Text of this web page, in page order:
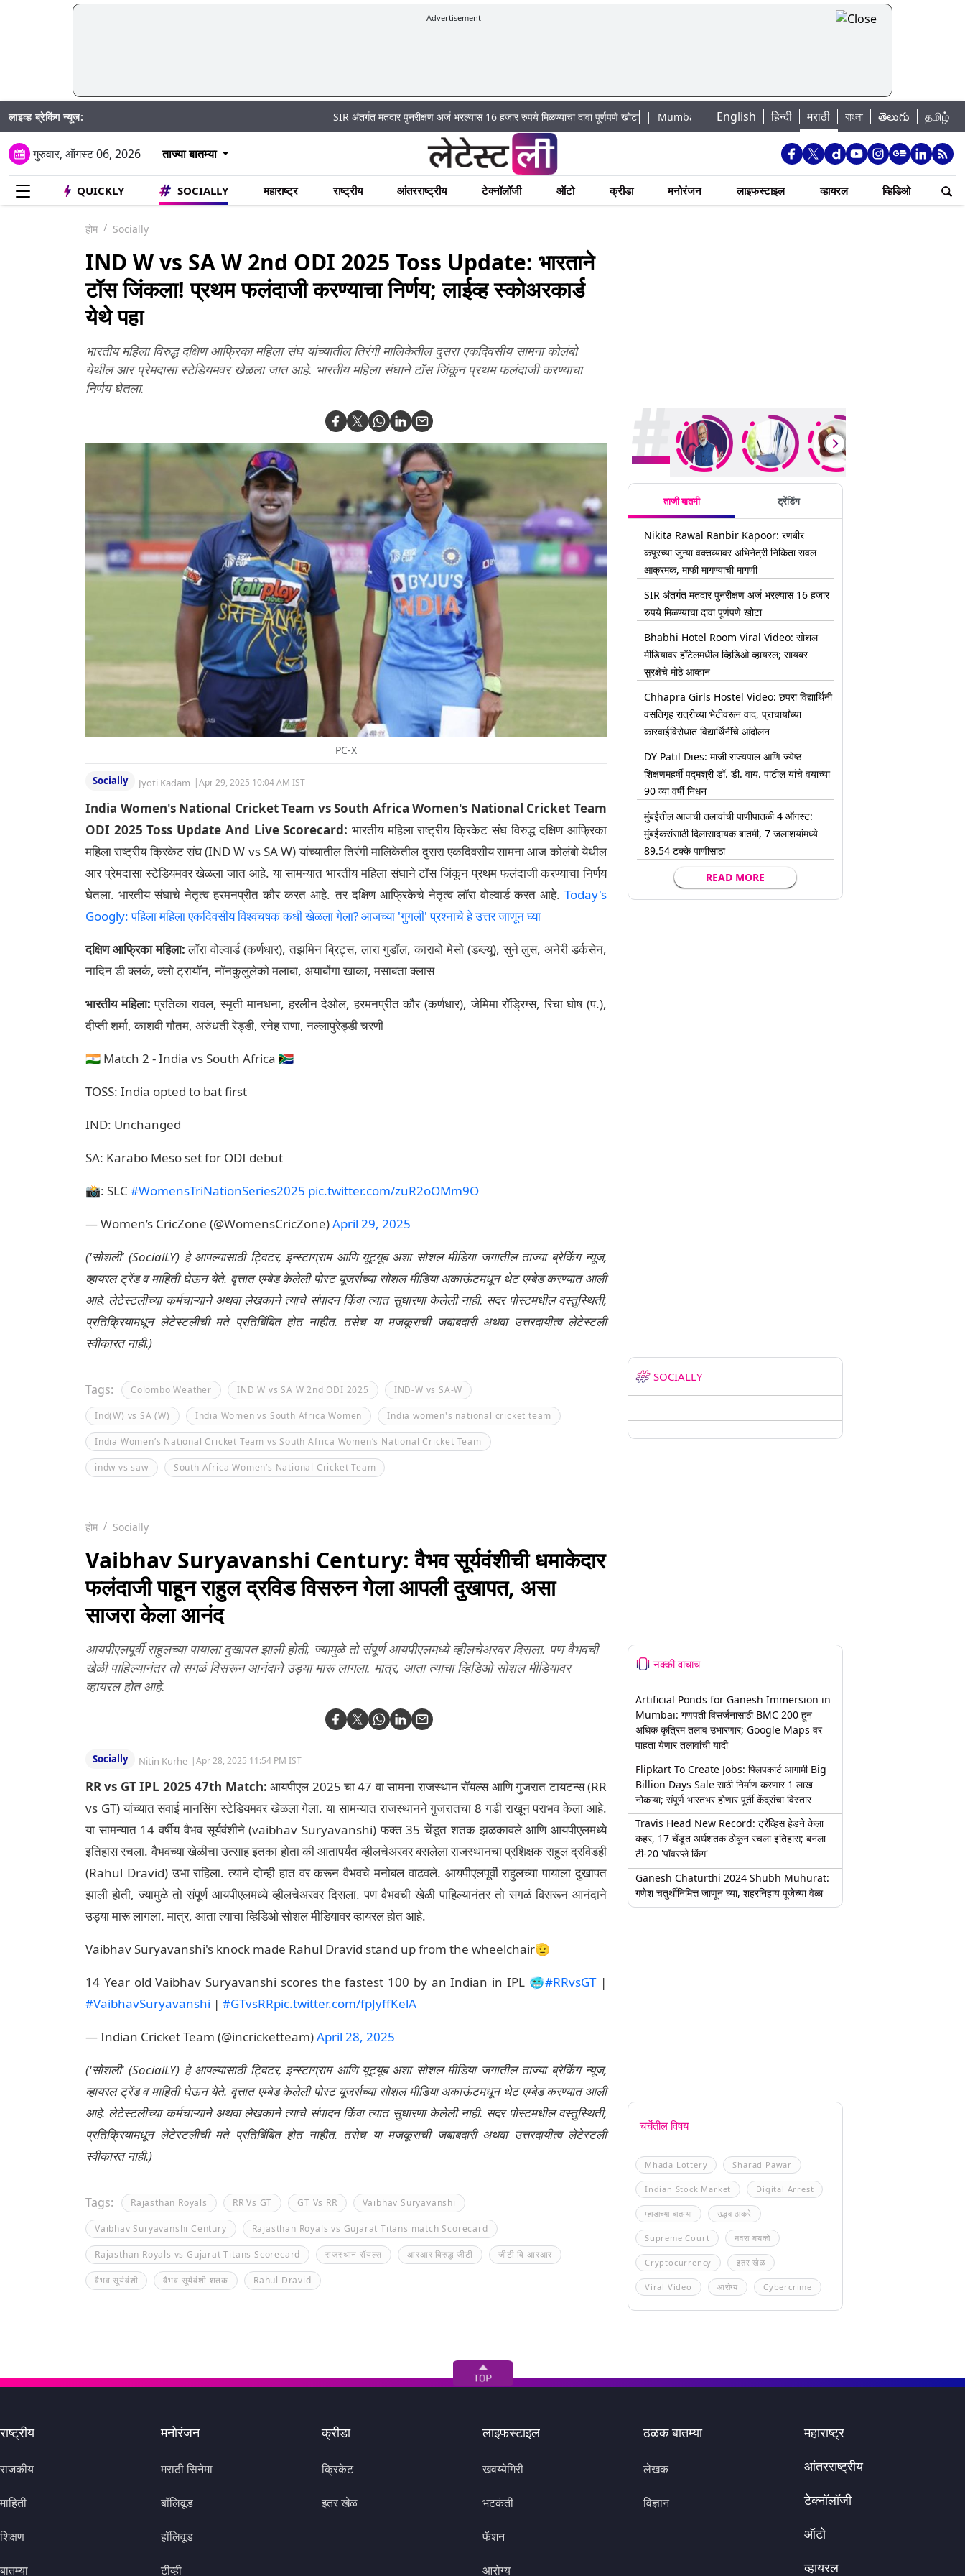
Advertisement
लाइव्ह ब्रेकिंग न्यूज: SIR अंतर्गत मतदार पुनरीक्षण अर्ज भरल्यास 16 हजार रुपये मिळण्याचा दावा पूर्णपणे खोटा|Mumbai Lake Water Levels: मुंबई पाणीपुरवठा अपडेट: शहरातील 7 तलावांमधील जलसाठा
English हिन्दी मराठी বাংলা తెలుగు தமிழ்
गुरुवार, ऑगस्ट 06, 2026 ताज्या बातम्या
QUICKLY SOCIALLY महाराष्ट्र राष्ट्रीय आंतरराष्ट्रीय टेक्नॉलॉजी ऑटो क्रीडा मनोरंजन लाइफस्टाइल व्हायरल व्हिडिओ
होम Socially
IND W vs SA W 2nd ODI 2025 Toss Update: भारताने
टॉस जिंकला! प्रथम फलंदाजी करण्याचा निर्णय; लाईव्ह स्कोअरकार्ड
येथे पहा
भारतीय महिला विरुद्ध दक्षिण आफ्रिका महिला संघ यांच्यातील तिरंगी मालिकेतील दुसरा एकदिवसीय सामना कोलंबो
येथील आर प्रेमदासा स्टेडियमवर खेळला जात आहे. भारतीय महिला संघाने टॉस जिंकून प्रथम फलंदाजी करण्याचा
निर्णय घेतला.
PC-X
Socially Jyoti Kadam |Apr 29, 2025 10:04 AM IST
India Women's National Cricket Team vs South Africa Women's National Cricket Team
ODI 2025 Toss Update And Live Scorecard: भारतीय महिला राष्ट्रीय क्रिकेट संघ विरुद्ध दक्षिण आफ्रिका
महिला राष्ट्रीय क्रिकेट संघ (IND W vs SA W) यांच्यातील तिरंगी मालिकेतील दुसरा एकदिवसीय सामना आज कोलंबो येथील
आर प्रेमदासा स्टेडियमवर खेळला जात आहे. या सामन्यात भारतीय महिला संघाने टॉस जिंकून प्रथम फलंदाजी करण्याचा निर्णय
घेतला. भारतीय संघाचे नेतृत्व हरमनप्रीत कौर करत आहे. तर दक्षिण आफ्रिकेचे नेतृत्व लॉरा वोल्वार्ड करत आहे. Today's
Googly: पहिला महिला एकदिवसीय विश्वचषक कधी खेळला गेला? आजच्या 'गुगली' प्रश्नाचे हे उत्तर जाणून घ्या
दक्षिण आफ्रिका महिला:लॉरा वोल्वार्ड (कर्णधार), तझमिन ब्रिट्स, लारा गुडॉल, काराबो मेसो (डब्ल्यू), सुने लुस, अनेरी डर्कसेन,
नादिन डी क्लर्क, क्लो ट्रायॉन, नॉनकुलुलेको मलाबा, अयाबोंगा खाका, मसाबता क्लास
भारतीय महिला: प्रतिका रावल, स्मृती मानधना, हरलीन देओल, हरमनप्रीत कौर (कर्णधार), जेमिमा रॉड्रिग्स, रिचा घोष (प.),
दीप्ती शर्मा, काशवी गौतम, अरुंधती रेड्डी, स्नेह राणा, नल्लापुरेड्डी चरणी
🇮🇳 Match 2 - India vs South Africa 🇿🇦
TOSS: India opted to bat first
IND: Unchanged
SA: Karabo Meso set for ODI debut
📸: SLC #WomensTriNationSeries2025 pic.twitter.com/zuR2oOMm9O
— Women’s CricZone (@WomensCricZone)April 29, 2025
('सोशली' (SocialLY) हे आपल्यासाठी ट्विटर, इन्स्टाग्राम आणि यूट्यूब अशा सोशल मीडिया जगातील ताज्या ब्रेकिंग न्यूज,
व्हायरल ट्रेंड व माहिती घेऊन येते. वृत्तात एम्बेड केलेली पोस्ट यूजर्सच्या सोशल मीडिया अकाऊंटमधून थेट एम्बेड करण्यात आली
आहे. लेटेस्टलीच्या कर्मचाऱ्याने अथवा लेखकाने त्याचे संपादन किंवा त्यात सुधारणा केलेली नाही. सदर पोस्टमधील वस्तुस्थिती,
प्रतिक्रियामधून लेटेस्टलीची मते प्रतिबिंबित होत नाहीत. तसेच या मजकूराची जबाबदारी अथवा उत्तरदायीत्व लेटेस्टली
स्वीकारत नाही.)
Tags: Colombo Weather IND W vs SA W 2nd ODI 2025 IND-W vs SA-W
Ind(W) vs SA (W) India Women vs South Africa Women India women's national cricket team
India Women’s National Cricket Team vs South Africa Women’s National Cricket Team
indw vs saw South Africa Women’s National Cricket Team
होम Socially
Vaibhav Suryavanshi Century: वैभव सूर्यवंशीची धमाकेदार
फलंदाजी पाहून राहुल द्रविड विसरुन गेला आपली दुखापत, असा
साजरा केला आनंद
आयपीएलपूर्वी राहुलच्या पायाला दुखापत झाली होती, ज्यामुळे तो संपूर्ण आयपीएलमध्ये व्हीलचेअरवर दिसला. पण वैभवची
खेळी पाहिल्यानंतर तो सगळं विसरून आनंदाने उड्या मारू लागला. मात्र, आता त्याचा व्हिडिओ सोशल मीडियावर
व्हायरल होत आहे.
Socially Nitin Kurhe |Apr 28, 2025 11:54 PM IST
RR vs GT IPL 2025 47th Match: आयपीएल 2025 चा 47 वा सामना राजस्थान रॉयल्स आणि गुजरात टायटन्स (RR
vs GT) यांच्यात सवाई मानसिंग स्टेडियमवर खेळला गेला. या सामन्यात राजस्थानने गुजरातचा 8 गडी राखून पराभव केला आहे.
या सामन्यात 14 वर्षीय वैभव सूर्यवंशीने (vaibhav Suryavanshi) फक्त 35 चेंडूत शतक झळकावले आणि आयपीएलमध्ये
इतिहास रचला. वैभवच्या खेळीचा उत्साह इतका होता की आतापर्यंत व्हीलचेअरवर बसलेला राजस्थानचा प्रशिक्षक राहुल द्रविडही
(Rahul Dravid) उभा राहिला. त्याने दोन्ही हात वर करून वैभवचे मनोबल वाढवले. आयपीएलपूर्वी राहुलच्या पायाला दुखापत
झाली होती, ज्यामुळे तो संपूर्ण आयपीएलमध्ये व्हीलचेअरवर दिसला. पण वैभवची खेळी पाहिल्यानंतर तो सगळं विसरून आनंदाने
उड्या मारू लागला. मात्र, आता त्याचा व्हिडिओ सोशल मीडियावर व्हायरल होत आहे.
Vaibhav Suryavanshi's knock made Rahul Dravid stand up from the wheelchair🫡
14 Year old Vaibhav Suryavanshi scores the fastest 100 by an Indian in IPL 🥶#RRvsGT|
#VaibhavSuryavanshi | #GTvsRRpic.twitter.com/fpJyffKelA
— Indian Cricket Team (@incricketteam)April 28, 2025
('सोशली' (SocialLY) हे आपल्यासाठी ट्विटर, इन्स्टाग्राम आणि यूट्यूब अशा सोशल मीडिया जगातील ताज्या ब्रेकिंग न्यूज,
व्हायरल ट्रेंड व माहिती घेऊन येते. वृत्तात एम्बेड केलेली पोस्ट यूजर्सच्या सोशल मीडिया अकाऊंटमधून थेट एम्बेड करण्यात आली
आहे. लेटेस्टलीच्या कर्मचाऱ्याने अथवा लेखकाने त्याचे संपादन किंवा त्यात सुधारणा केलेली नाही. सदर पोस्टमधील वस्तुस्थिती,
प्रतिक्रियामधून लेटेस्टलीची मते प्रतिबिंबित होत नाहीत. तसेच या मजकूराची जबाबदारी अथवा उत्तरदायीत्व लेटेस्टली
स्वीकारत नाही.)
Tags: Rajasthan Royals RR Vs GT GT Vs RR Vaibhav Suryavanshi
Vaibhav Suryavanshi Century Rajasthan Royals vs Gujarat Titans match Scorecard
Rajasthan Royals vs Gujarat Titans Scorecard राजस्थान रॉयल्स आरआर विरुद्ध जीटी जीटी वि आरआर
वैभव सूर्यवंशी वैभव सूर्यवंशी शतक Rahul Dravid
ताजी बातमी ट्रेंडिंग
Nikita Rawal Ranbir Kapoor: रणबीर
कपूरच्या जुन्या वक्तव्यावर अभिनेत्री निकिता रावल
आक्रमक, माफी मागण्याची मागणी
SIR अंतर्गत मतदार पुनरीक्षण अर्ज भरल्यास 16 हजार
रुपये मिळण्याचा दावा पूर्णपणे खोटा
Bhabhi Hotel Room Viral Video: सोशल
मीडियावर हॉटेलमधील व्हिडिओ व्हायरल; सायबर
सुरक्षेचे मोठे आव्हान
Chhapra Girls Hostel Video: छपरा विद्यार्थिनी
वसतिगृह रात्रीच्या भेटीवरून वाद, प्राचार्यांच्या
कारवाईविरोधात विद्यार्थिनींचे आंदोलन
DY Patil Dies: माजी राज्यपाल आणि ज्येष्ठ
शिक्षणमहर्षी पद्मश्री डॉ. डी. वाय. पाटील यांचे वयाच्या
90 व्या वर्षी निधन
मुंबईतील आजची तलावांची पाणीपातळी 4 ऑगस्ट:
मुंबईकरांसाठी दिलासादायक बातमी, 7 जलाशयांमध्ये
89.54 टक्के पाणीसाठा
READ MORE
SOCIALLY
नक्की वाचाच
Artificial Ponds for Ganesh Immersion in
Mumbai: गणपती विसर्जनासाठी BMC 200 हून
अधिक कृत्रिम तलाव उभारणार; Google Maps वर
पाहता येणार तलावांची यादी
Flipkart To Create Jobs: फ्लिपकार्ट आगामी Big
Billion Days Sale साठी निर्माण करणार 1 लाख
नोकऱ्या; संपूर्ण भारतभर होणार पूर्ती केंद्रांचा विस्तार
Travis Head New Record: ट्रॅव्हिस हेडने केला
कहर, 17 चेंडूत अर्धशतक ठोकून रचला इतिहास; बनला
टी-20 'पॉवरप्ले किंग'
Ganesh Chaturthi 2024 Shubh Muhurat:
गणेश चतुर्थीनिमित्त जाणून घ्या, शहरनिहाय पूजेच्या वेळा
चर्चेतील विषय
Mhada Lottery Sharad Pawar
Indian Stock Market Digital Arrest
म्हाडाच्या बातम्या उद्धव ठाकरे
Supreme Court नवरा बायको
Cryptocurrency इतर खेळ
Viral Video आरोग्य Cybercrime
राष्ट्रीय
राजकीय
माहिती
शिक्षण
बातम्या
मनोरंजन
मराठी सिनेमा
बॉलिवूड
हॉलिवूड
टीव्ही
क्रीडा
क्रिकेट
इतर खेळ
लाइफस्टाइल
खवय्येगिरी
भटकंती
फॅशन
आरोग्य
ठळक बातम्या
लेखक
विज्ञान
महाराष्ट्र
आंतरराष्ट्रीय
टेक्नॉलॉजी
ऑटो
व्हायरल